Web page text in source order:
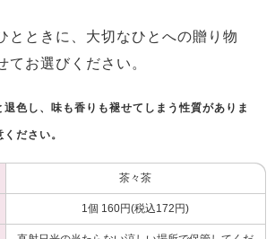
とときに、大切なひとへの贈り物
てお選びください。
色し、味も香りも褪せてしまう性質がありま
ださい。
茶々茶
1個 160円(税込172円)